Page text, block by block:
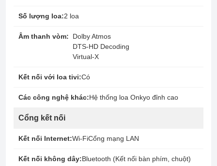
Số lượng loa:2 loa
Âm thanh vòm:
Dolby Atmos
DTS-HD Decoding
Virtual-X
Kết nối với loa tivi:Có
Các công nghệ khác:Hệ thống loa Onkyo đỉnh cao
Cổng kết nối
Kết nối Internet:Wi-FiCổng mạng LAN
Kết nối không dây:Bluetooth (Kết nối bàn phím, chuột)